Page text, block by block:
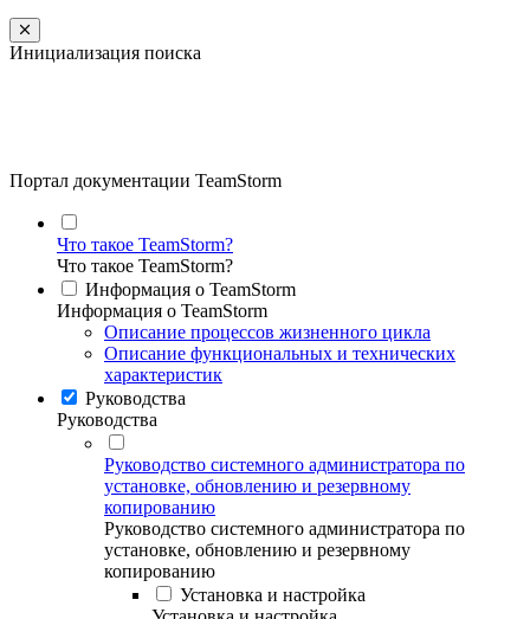
Инициализация поиска
Портал документации TeamStorm
Что такое TeamStorm?
Что такое TeamStorm?
Информация о TeamStorm
Информация о TeamStorm
Описание процессов жизненного цикла
Описание функциональных и технических
характеристик
Руководства
Руководства
Руководство системного администратора по
установке, обновлению и резервному
копированию
Руководство системного администратора по
установке, обновлению и резервному
копированию
Установка и настройка